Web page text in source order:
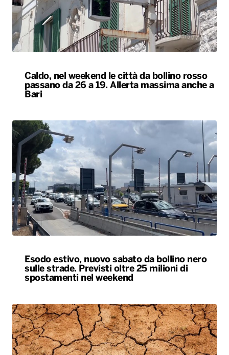
Caldo, nel weekend le città da bollino rosso
passano da 26 a 19. Allerta massima anche a
Bari
Esodo estivo, nuovo sabato da bollino nero
sulle strade. Previsti oltre 25 milioni di
spostamenti nel weekend